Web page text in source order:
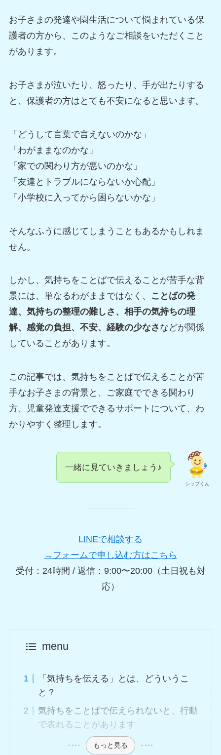
お子さまの発達や園生活について悩まれている保
護者の方から、このようなご相談をいただくこと
があります。
お子さまが泣いたり、怒ったり、手が出たりする
と、保護者の方はとても不安になると思います。
「どうして言葉で言えないのかな」
「わがままなのかな」
「家での関わり方が悪いのかな」
「友達とトラブルにならないか心配」
「小学校に入ってから困らないかな」
そんなふうに感じてしまうこともあるかもしれま
せん。
しかし、気持ちをことばで伝えることが苦手な背
景には、単なるわがままではなく、
ことばの発
達、気持ちの整理の難しさ、相手の気持ちの理
解、感覚の負担、不安、経験の少なさ などが関係
していることがあります。
この記事では、気持ちをことばで伝えることが苦
手なお子さまの背景と、ご家庭でできる関わり
方、児童発達支援でできるサポートについて、わ
かりやすく整理します。
シップくん
一緒に見ていきましょう♪
LINEで相談する
→フォームで申し込む方はこちら
受付：24時間 / 返信：9:00〜20:00（土日祝も対
応）
menu
「気持ちを伝える」とは、どういうこ
と？
気持ちをことばで伝えられないと、行動
で表れることがあります
もっと見る